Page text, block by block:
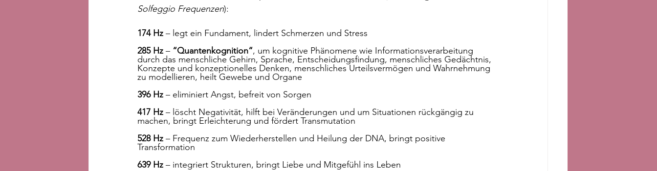
Solfeggio Frequenzen):
174 Hz – legt ein Fundament, lindert Schmerzen und Stress
285 Hz – “Quantenkognition“, um kognitive Phänomene wie Informationsverarbeitung
durch das menschliche Gehirn, Sprache, Entscheidungsfindung, menschliches Gedächtnis,
Konzepte und konzeptionelles Denken, menschliches Urteilsvermögen und Wahrnehmung
zu modellieren, heilt Gewebe und Organe
396 Hz – eliminiert Angst, befreit von Sorgen
417 Hz – löscht Negativität, hilft bei Veränderungen und um Situationen rückgängig zu
machen, bringt Erleichterung und fördert Transmutation
528 Hz – Frequenz zum Wiederherstellen und Heilung der DNA, bringt positive
Transformation
639 Hz – integriert Strukturen, bringt Liebe und Mitgefühl ins Leben